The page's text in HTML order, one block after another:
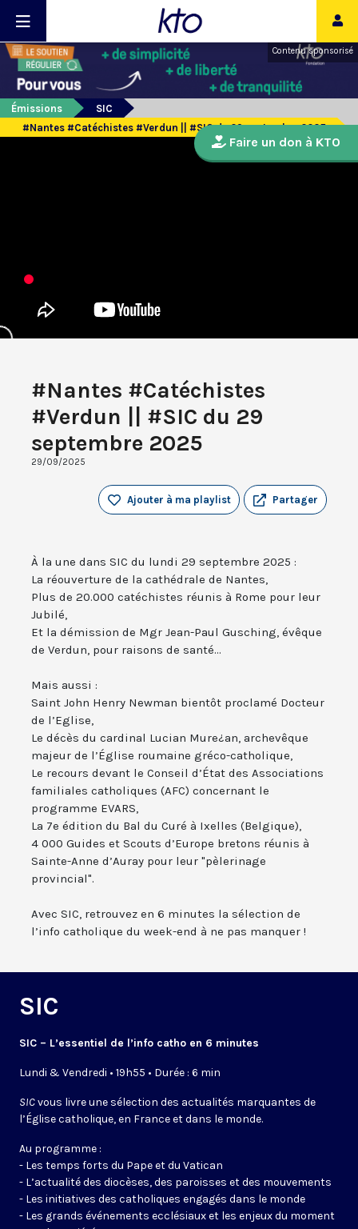
Contenu sponsorisé
Émissions
SIC
#Nantes #Catéchistes #Verdun || #SIC du 29 septembre 2025
#Nantes #Catéchistes
#Verdun || #SIC du 29
septembre 2025
29/09/2025
Partager
Ajouter à ma playlist
À la une dans SIC du lundi 29 septembre 2025 :
La réouverture de la cathédrale de Nantes,
Plus de 20.000 catéchistes réunis à Rome pour leur
Jubilé,
Et la démission de Mgr Jean-Paul Gusching, évêque
de Verdun, pour raisons de santé...
Mais aussi :
Saint John Henry Newman bientôt proclamé Docteur
de l’Eglise,
Le décès du cardinal Lucian Mure¿an, archevêque
majeur de l’Église roumaine gréco-catholique,
Le recours devant le Conseil d’État des Associations
familiales catholiques (AFC) concernant le
programme EVARS,
La 7e édition du Bal du Curé à Ixelles (Belgique),
4 000 Guides et Scouts d’Europe bretons réunis à
Sainte-Anne d’Auray pour leur "pèlerinage
provincial".
Avec SIC, retrouvez en 6 minutes la sélection de
l’info catholique du week-end à ne pas manquer !
SIC
SIC – L’essentiel de l’info catho en 6 minutes
Lundi & Vendredi • 19h55 • Durée : 6 min
SICvous livre une sélection des actualités marquantes de
l’Église catholique, en France et dans le monde.
Au programme :
- Les temps forts du Pape et du Vatican
- L’actualité des diocèses, des paroisses et des mouvements
- Les initiatives des catholiques engagés dans le monde
- Les grands événements ecclésiaux et les enjeux du moment
Faire un don à KTO